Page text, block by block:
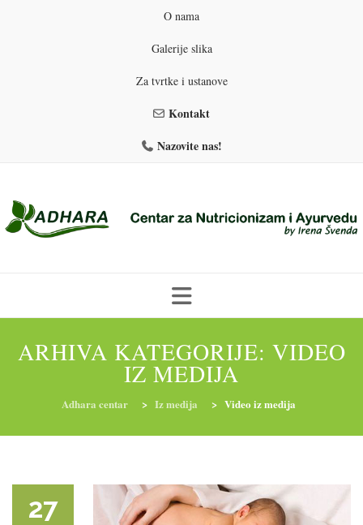
O nama
Galerije slika
Za tvrtke i ustanove
Kontakt
Nazovite nas!
contentPROGRAMI PREHRANE PRIRODNO MRŠAVLJENJE
YOGA I TRENINZI
ARHIVA KATEGORIJE: VIDEO
IZ MEDIJA
Adhara centar > Iz medija > Video iz medija
27